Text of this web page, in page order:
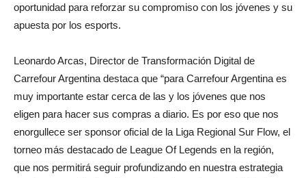
oportunidad para reforzar su compromiso con los jóvenes y su
apuesta por los esports.
Leonardo Arcas, Director de Transformación Digital de
Carrefour Argentina destaca que “para Carrefour Argentina es
muy importante estar cerca de las y los jóvenes que nos
eligen para hacer sus compras a diario. Es por eso que nos
enorgullece ser sponsor oficial de la Liga Regional Sur Flow, el
torneo más destacado de League Of Legends en la región,
que nos permitirá seguir profundizando en nuestra estrategia